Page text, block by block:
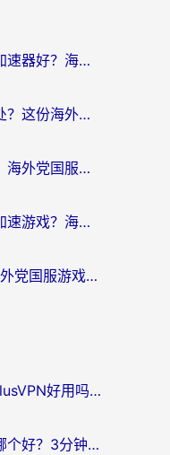
在欧洲打第五人格用什么加速器好？海外党亲测有效的国服游戏加速方案
国外玩无畏契约有什么好处？这份海外国服游戏加速指南帮你解决90%的卡顿问题
在外国可以打少女前线吗？海外党国服游戏畅玩终极指南（附避坑技巧）
超越时空的猫在国外怎么加速游戏？海外玩家国服畅玩终极指南
去国外能打QQ炫舞吗？海外党国服游戏不卡顿的终极指南
海外党选回国加速器：MalusVPN好用吗？和快帆VPN哪个好？附真实对比与避坑指南
海外党必看：迅游和雷霆哪个好？3分钟教你选对回国加速器，无缝刷国内剧玩手游